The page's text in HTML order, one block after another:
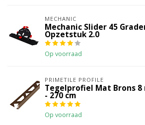
MECHANIC
Mechanic Slider 45
Opzetstuk 2.0
Op voorraad
PRIMETILE PROFILE
Tegelprofiel Mat Brons 8
- 270 cm
Op voorraad